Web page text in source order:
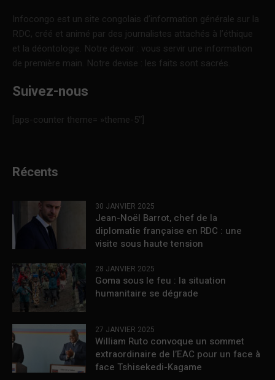
Infocongo est un site congolais d’information générale sur la
RDC, créé et animé par des journalistes attachés à l’éthique
et la déontologie. Notre devoir : vous servir une information
de première main. Notre devise : les faits sont sacrés.
Suivez-nous
[aps-counter theme= »theme-5″]
Récents
30 JANVIER 2025
Jean-Noël Barrot, chef de la
diplomatie française en RDC : une
visite sous haute tension
28 JANVIER 2025
Goma sous le feu : la situation
humanitaire se dégrade
27 JANVIER 2025
William Ruto convoque un sommet
extraordinaire de l’EAC pour un face à
face Tshisekedi-Kagame